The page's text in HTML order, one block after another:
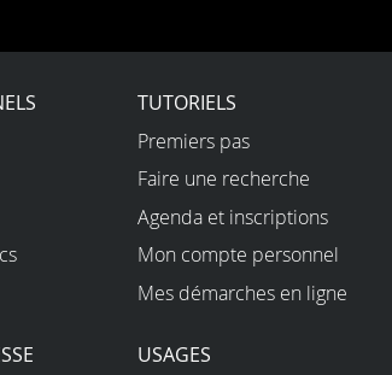
X
TUTORIELS
Premiers pas
Faire une recherche
Agenda et inscriptions
Mon compte personnel
Mes démarches en ligne
USAGES